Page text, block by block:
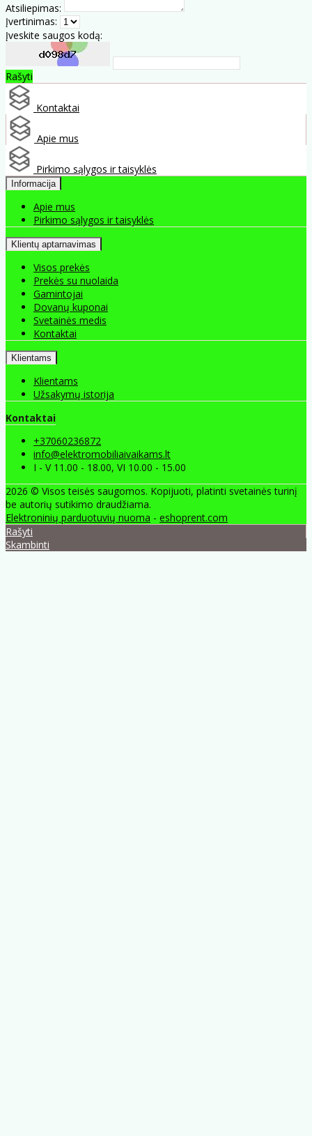
Atsiliepimas:
Įvertinimas:
Įveskite saugos kodą:
Rašyti
Kontaktai
Apie mus
Pirkimo sąlygos ir taisyklės
Informacija
Apie mus
Pirkimo sąlygos ir taisyklės
Klientų aptarnavimas
Visos prekės
Prekės su nuolaida
Gamintojai
Dovanų kuponai
Svetainės medis
Kontaktai
Klientams
Klientams
Užsakymų istorija
Kontaktai
+37060236872
info@elektromobiliaivaikams.lt
I - V 11.00 - 18.00, VI 10.00 - 15.00
2026 © Visos teisės saugomos. Kopijuoti, platinti svetainės turinį
be autorių sutikimo draudžiama.
Elektroninių parduotuvių nuoma - eshoprent.com
Rašyti
Skambinti